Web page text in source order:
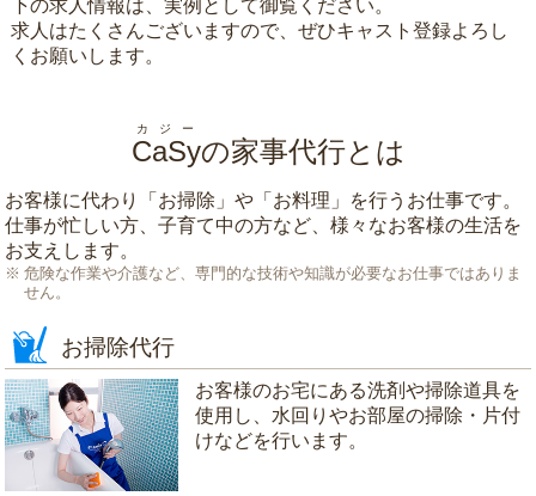
下の求人情報は、実例として御覧ください。
求人はたくさんございますので、ぜひキャスト登録よろし
くお願いします。
CaSy
カジー
の家事代行とは
お客様に代わり「 お掃除 」や「 お料理 」を行うお仕事です。
仕事が忙しい方、子育て中の方など、様々なお客様の生活を
お支えします。
危険な作業や介護など、専門的な技術や知識が必要なお仕事ではありま
せん。
お掃除代行
お客様のお宅にある洗剤や掃除道具を
使用し、水回りやお部屋の掃除・片付
けなどを行います。